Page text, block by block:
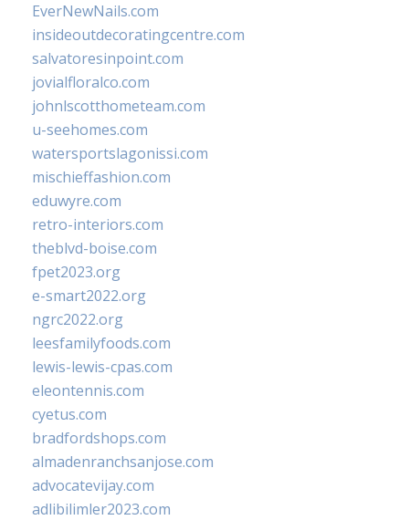
EverNewNails.com
insideoutdecoratingcentre.com
salvatoresinpoint.com
jovialfloralco.com
johnlscotthometeam.com
u-seehomes.com
watersportslagonissi.com
mischieffashion.com
eduwyre.com
retro-interiors.com
theblvd-boise.com
fpet2023.org
e-smart2022.org
ngrc2022.org
leesfamilyfoods.com
lewis-lewis-cpas.com
eleontennis.com
cyetus.com
bradfordshops.com
almadenranchsanjose.com
advocatevijay.com
adlibilimler2023.com